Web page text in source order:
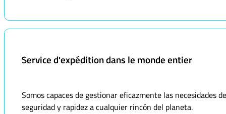
Service d'expédition dans le monde entier
Somos capaces de gestionar eficazmente las necesidades
seguridad y rapidez a cualquier rincón del planeta.